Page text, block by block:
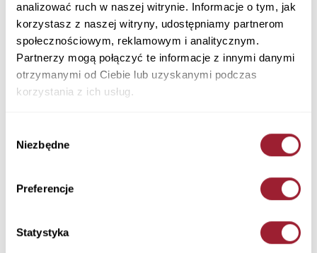
analizować ruch w naszej witrynie. Informacje o tym, jak
korzystasz z naszej witryny, udostępniamy partnerom
społecznościowym, reklamowym i analitycznym.
Partnerzy mogą połączyć te informacje z innymi danymi
otrzymanymi od Ciebie lub uzyskanymi podczas
korzystania z ich usług.
zgody
Niezbędne
Preferencje
Statystyka
229,90 PLN
+ Zapytaj o rozmiar
Kolory
Rozmiar